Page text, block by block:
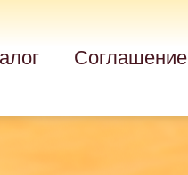
Соглашение